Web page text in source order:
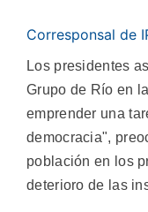
Corresponsal de
Los presidentes
Grupo de Río en
emprender una
democracia",
población en los
deterioro de las